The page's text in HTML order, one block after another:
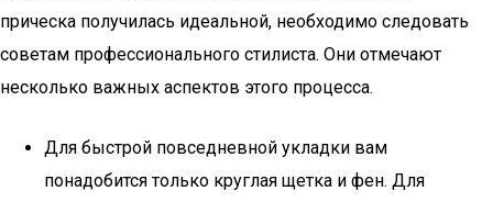
прическа получилась идеальной, необходимо следовать
советам профессионального стилиста. Они отмечают
несколько важных аспектов этого процесса.
Для быстрой повседневной укладки вам
понадобится только круглая щетка и фен. Для